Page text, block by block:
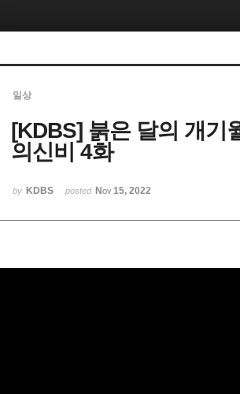
일상
[KDBS] 붉은 달의 개기
의신비 4화
by KDBS posted Nov 15, 2022